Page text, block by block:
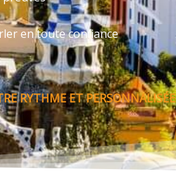
en toute confiance
RYTHME ET PERSONNALISÉE